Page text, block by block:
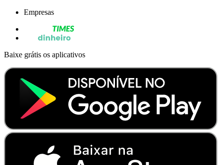
Empresas
Baixe grátis os aplicativos